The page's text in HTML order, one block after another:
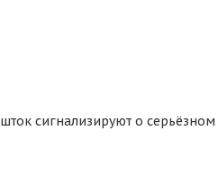
сигнализируют о